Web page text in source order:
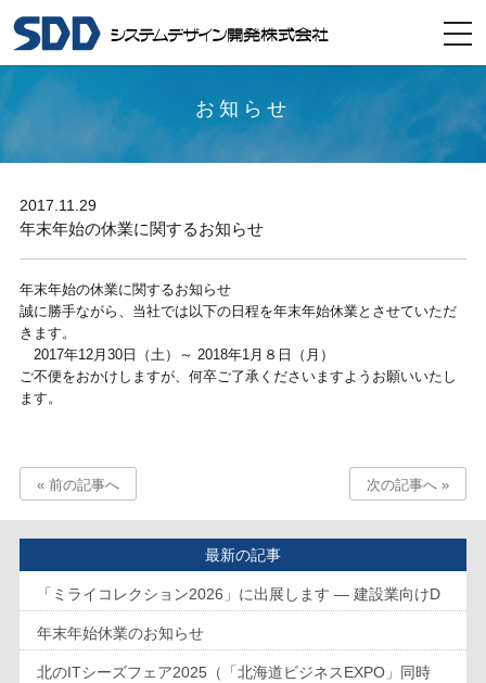
お知らせ
2017.11.29
年末年始の休業に関するお知らせ
年末年始の休業に関するお知らせ
誠に勝手ながら、当社では以下の日程を年末年始休業とさせていただ
きます。
2017年12月30日（土）～ 2018年1月８日（月）
ご不便をおかけしますが、何卒ご了承くださいますようお願いいたし
ます。
« 前の記事へ 次の記事へ »
最新の記事
「ミライコレクション2026」に出展します ― 建設業向けD
年末年始休業のお知らせ
北のITシーズフェア2025（「北海道ビジネスEXPO」同時